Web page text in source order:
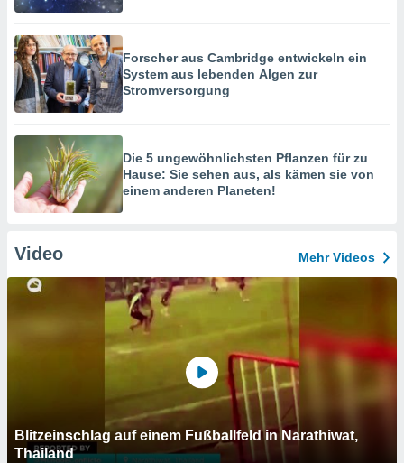
Forscher aus Cambridge entwickeln ein
System aus lebenden Algen zur
Stromversorgung
Die 5 ungewöhnlichsten Pflanzen für zu
Hause: Sie sehen aus, als kämen sie von
einem anderen Planeten!
Video Mehr Videos
Blitzeinschlag auf einem Fußballfeld in Narathiwat,
Thailand